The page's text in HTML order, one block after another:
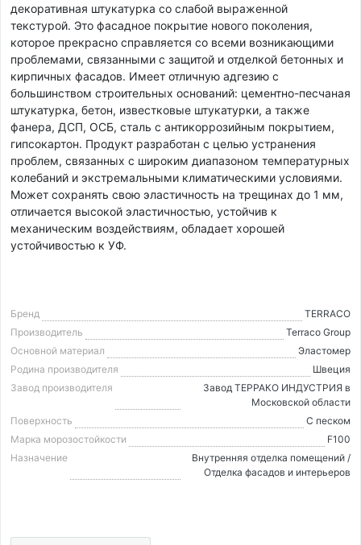
декоративная штукатурка со слабой выраженной
текстурой. Это фасадное покрытие нового поколения,
которое прекрасно справляется со всеми возникающими
проблемами, связанными с защитой и отделкой бетонных и
кирпичных фасадов. Имеет отличную адгезию с
большинством строительных оснований: цементно-песчаная
штукатурка, бетон, известковые штукатурки, а также
фанера, ДСП, ОСБ, сталь с антикоррозийным покрытием,
гипсокартон. Продукт разработан с целью устранения
проблем, связанных с широким диапазоном температурных
колебаний и экстремальными климатическими условиями.
Может сохранять свою эластичность на трещинах до 1 мм,
отличается высокой эластичностью, устойчив к
механическим воздействиям, обладает хорошей
устойчивостью к УФ.
Бренд
TERRACO
Производитель
Terraco Group
Основной материал
Эластомер
Родина производителя
Швеция
Завод производителя
Завод ТЕРРАКО ИНДУСТРИЯ в
Московской области
Поверхность
С песком
Марка морозостойкости
F100
Назначение
Внутренняя отделка помещений /
Отделка фасадов и интерьеров